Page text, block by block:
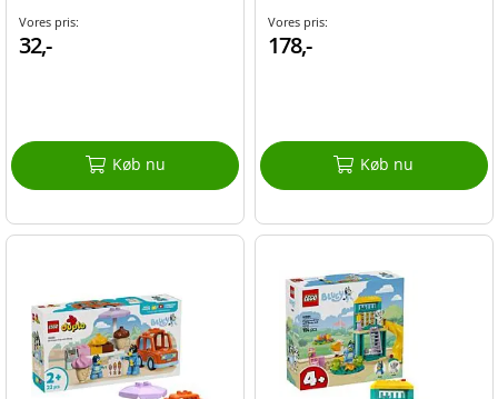
Vores pris:
32,-
Køb nu
Vores pris:
178,-
Køb nu